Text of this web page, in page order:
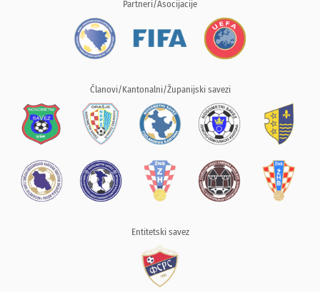
Partneri/Asocijacije
Članovi/Kantonalni/Županijski savezi
Entitetski savez